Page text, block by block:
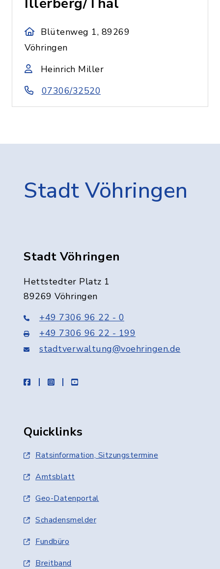
Blütenweg 1, 89269
Vöhringen
Heinrich Miller
07306/32520
Stadt Vöhringen
Stadt Vöhringen
Hettstedter Platz 1
89269 Vöhringen
+49 7306 96 22 - 0
+49 7306 96 22 - 199
stadtverwaltung@voehringen.de
facebookinstagramyoutube
Quicklinks
Ratsinformation, Sitzungstermine
Amtsblatt
Geo-Datenportal
Schadensmelder
Fundbüro
Breitband